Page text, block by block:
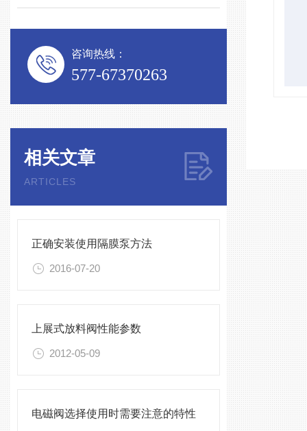
咨询热线：
577-67370263
相关文章
ARTICLES
正确安装使用隔膜泵方法
2016-07-20
上展式放料阀性能参数
2012-05-09
电磁阀选择使用时需要注意的特性